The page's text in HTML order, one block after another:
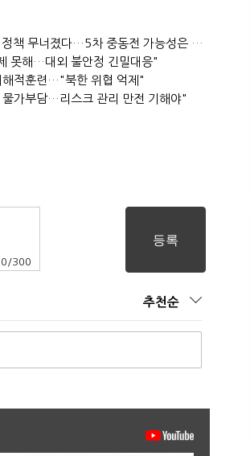
(긴급진단)"미 중동외교 정책 무너졌다…5차 중동전 가능성은 낮아"
못해…대외 불안정 긴밀대응"
해적훈련…"북한 위협 억제"
물가부담…리스크 관리 만전 기해야"
0 /300
추천순